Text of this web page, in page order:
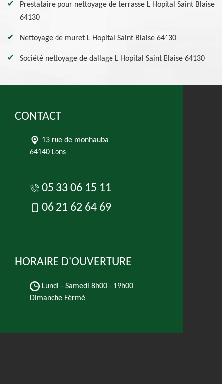
Prestataire pour nettoyage de terrasse L Hopital Saint Blaise
64130
Nettoyage de muret L Hopital Saint Blaise 64130
Société nettoyage de dallage L Hopital Saint Blaise 64130
CONTACT
13 rue de monhauba
64140 Lons
05 33 06 15 11
06 21 62 64 69
HORAIRE D'OUVERTURE
Lundi - Samedi 8h00 - 19h00
Dimanche Férmé